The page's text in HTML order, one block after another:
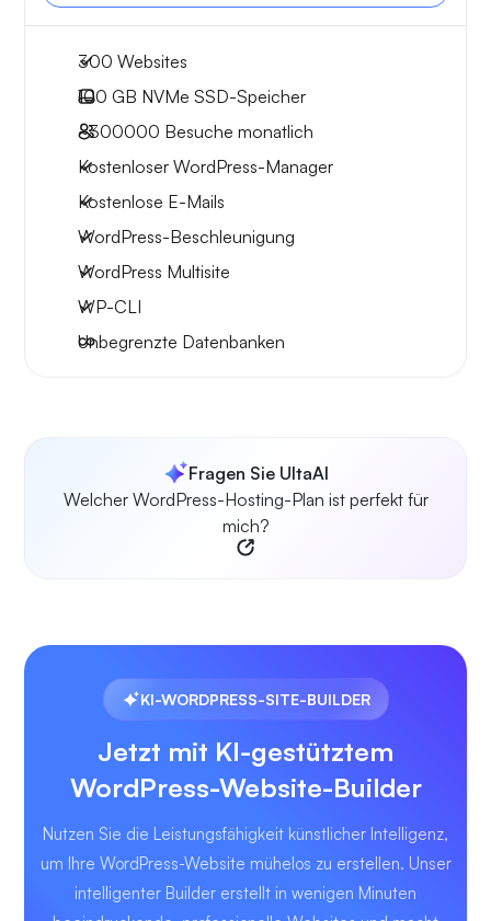
300 Websites
100 GB NVMe SSD-Speicher
~300000 Besuche monatlich
Kostenloser WordPress-Manager
Kostenlose E-Mails
WordPress-Beschleunigung
WordPress Multisite
WP-CLI
Unbegrenzte Datenbanken
Fragen Sie UltaAI
Welcher WordPress-Hosting-Plan ist perfekt für
mich?
KI-WORDPRESS-SITE-BUILDER
Jetzt mit KI-gestütztem
WordPress-Website-Builder
Nutzen Sie die Leistungsfähigkeit künstlicher Intelligenz,
um Ihre WordPress-Website mühelos zu erstellen. Unser
intelligenter Builder erstellt in wenigen Minuten